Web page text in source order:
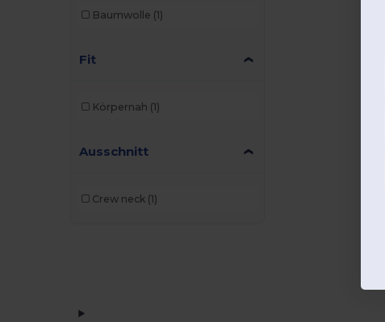
Baumwolle (1)
Fit
Körpernah (1)
Ausschnitt
Crew neck (1)